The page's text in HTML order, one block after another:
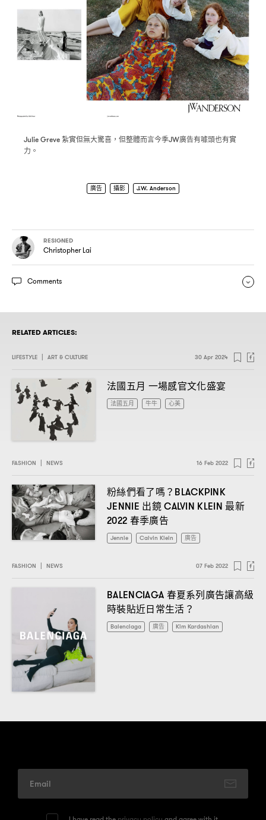
Julie Greve紮實但無大驚喜 ， 但整體而言今季JW廣告有噱頭也有實
力。
廣告 攝影 J.W. Anderson
RESIGNED
Christopher Lai
Comments
RELATED ARTICLES:
LIFESTYLE ART & CULTURE 30 Apr 2024
法國五月 一場感官文化盛宴
法國五月 牛牛 心美
FASHION | NEWS 16 Feb 2022
粉絲們看了嗎 ？BLACKPINK
JENNIE 出鏡CALVIN KLEIN 最新
2022 春季廣告
Jennie Calvin Klein 廣告
FASHION | NEWS 07 Feb 2022
BALENCIAGA 春夏系列廣告讓高級
時裝貼近日常生活 ？
Balenciaga 廣告 Kim Kardashian